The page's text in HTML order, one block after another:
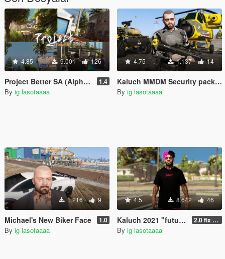
4.85 9.001 126
Project Better SA (Alpha) [YMAP] 1.4
By ig lasotaaaa
4.75 1.137 14
Kaluch MMDM Security pack for Michael and Trevor
By ig lasotaaaa
1.216 9
Michael's New Biker Face 1.0
By ig lasotaaaa
4.5 8.642 46
Kaluch 2021 "future" pack for Franklin ( shirt, hair, pants ) 2.0 fix hand
By ig lasotaaaa